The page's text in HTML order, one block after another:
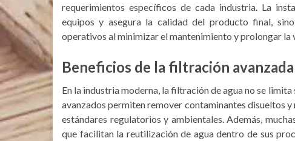
requerimientos específicos de cada industria. La
equipos y asegura la calidad del producto final,
operativos al minimizar el mantenimiento y prolongar la
Beneficios de la filtración avanzada
En la industria moderna, la filtración de agua no se
avanzados permiten remover contaminantes disueltos
estándares regulatorios y ambientales. Además,
que facilitan la reutilización de agua dentro de sus